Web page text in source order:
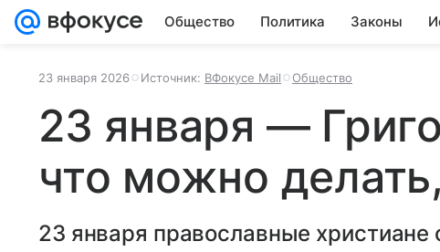
Общество Политика Законы
23 января 2026 Источник: ВФокусе Mail Общество
23 января —
что можно
23 января православные